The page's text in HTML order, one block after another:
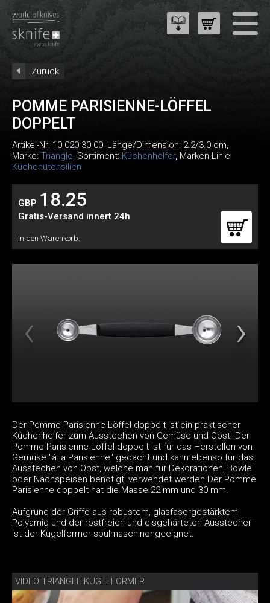
Zurück
POMME PARISIENNE-LÖFFEL
DOPPELT
Artikel-Nr: 10 020 30 00, Länge/Dimension: 2.2/3.0 cm,
Marke: Triangle, Sortiment: Küchenhelfer, Marken-Linie:
Küchenutensilien
GBP 18.25
Gratis-Versand innert 24h
In den Warenkorb:
Der Pomme Parisienne-Löffel doppelt ist ein praktischer
Küchenhelfer zum Ausstechen von Gemüse und Obst. Der
Pomme-Parisienne-Löffel doppelt ist für das Herstellen von
Gemüse "à la Parisienne" gedacht und kann ebenso für das
Ausstechen von Obst, welche man für Dekorationen, Bowle
oder Nachspeisen benötigt, verwendet werden.Der Pomme
Parisienne doppelt hat die Masse 22 mm und 30 mm.
Aufgrund der Griffe aus robustem, glasfasergestärktem
Polyamid und der rostfreien und eisgehärteten Ausstecher
ist der Kugelformer spülmaschinengeeignet.
VIDEO TRIANGLE KUGELFORMER